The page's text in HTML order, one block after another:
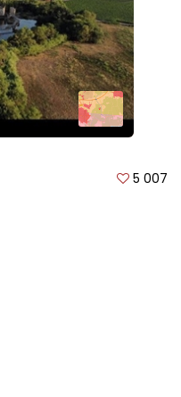
5 007